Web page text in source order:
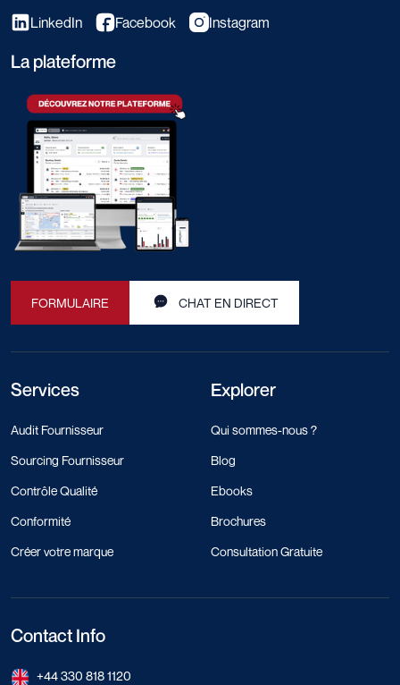
LinkedIn Facebook Instagram
La plateforme
FORMULAIRE CHAT EN DIRECT
Services
Audit Fournisseur
Sourcing Fournisseur
Contrôle Qualité
Conformité
Créer votre marque
Explorer
Qui sommes-nous ?
Blog
Ebooks
Brochures
Consultation Gratuite
Contact Info
+44 330 818 1120